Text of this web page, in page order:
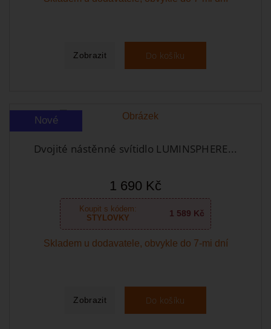
Zobrazit Do košíku
Nové
Dvojité nástěnné svítidlo LUMINSPHERE...
1 690 Kč
Koupit s kódem:
STYLOVKY
1 589 Kč
Skladem u dodavatele, obvykle do 7-mi dní
Zobrazit Do košíku